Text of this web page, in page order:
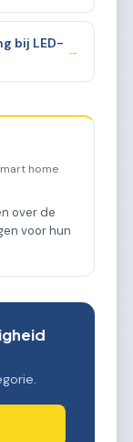
bij LED-
→
home
over de
voor hun